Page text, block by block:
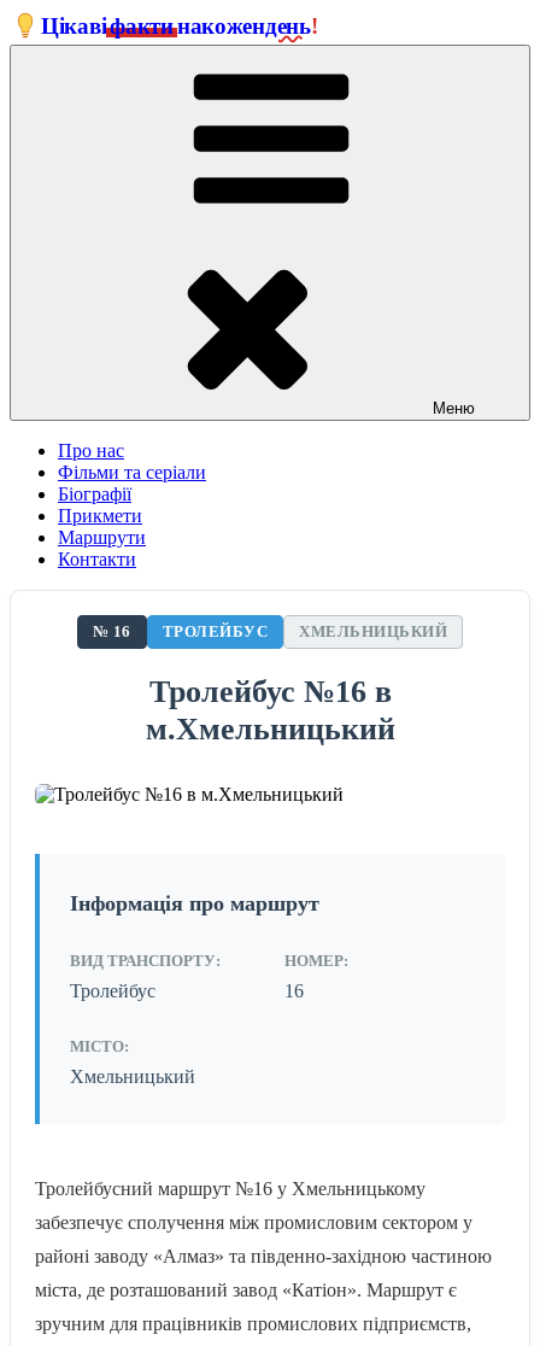
Перейти
до
Цікавіфактинакожендень!
Меню
Про нас
Фільми та серіали
Біографії
Прикмети
Маршрути
Контакти
№ 16 ТРОЛЕЙБУС ХМЕЛЬНИЦЬКИЙ
Тролейбус №16 в
м.Хмельницький
Інформація про маршрут
ВИД ТРАНСПОРТУ:
Тролейбус
НОМЕР:
16
МІСТО:
Хмельницький
Тролейбусний маршрут №16 у Хмельницькому
забезпечує сполучення між промисловим сектором у
районі заводу «Алмаз» та південно-західною частиною
міста, де розташований завод «Катіон». Маршрут є
зручним для працівників промислових підприємств,